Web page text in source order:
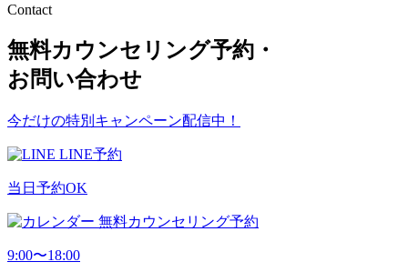
Contact
無料カウンセリング予約・
お問い合わせ
今だけの特別キャンペーン配信中！
LINE予約
当日予約OK
無料カウンセリング予約
9:00〜18:00